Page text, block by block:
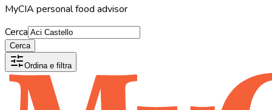
MyCIA personal food advisor
Cerca
Cerca
Ordina e filtra